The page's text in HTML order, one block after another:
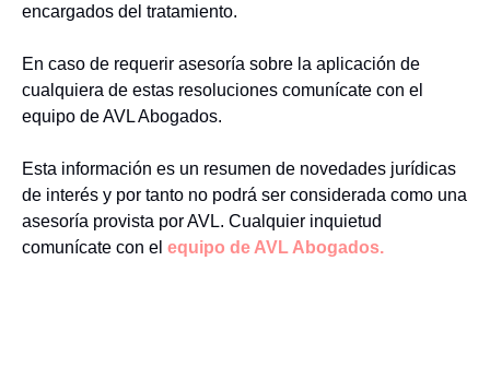
encargados del tratamiento.
En caso de requerir asesoría sobre la aplicación de
cualquiera de estas resoluciones comunícate con el
equipo de AVL Abogados.
Esta información es un resumen de novedades jurídicas
de interés y por tanto no podrá ser considerada como una
asesoría provista por AVL. Cualquier inquietud
comunícate con el equipo de AVL Abogados.